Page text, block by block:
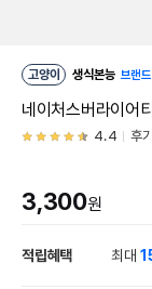
고양이 생식본능 브랜
네이처스버라이어
4.4 후
3,300원
적립혜택 최대